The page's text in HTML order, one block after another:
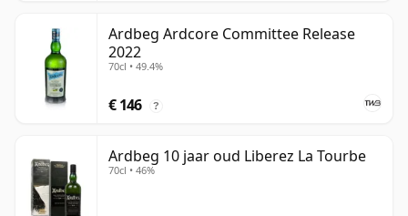
Ardbeg Ardcore Committee Release
2022
70cl • 49.4%
€ 146 ?
Ardbeg 10 jaar oud Liberez La Tourbe
70cl • 46%